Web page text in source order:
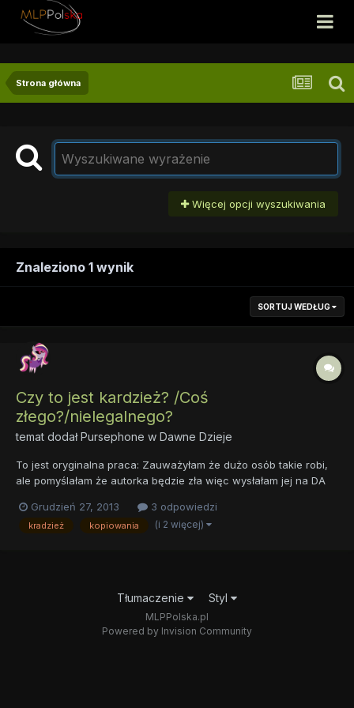
Strona główna
Więcej opcji wyszukiwania
Znaleziono 1 wynik
SORTUJ WEDŁUG
Czy to jest kardzież? /Coś
złego?/nielegalnego?
temat dodałPursephone w Dawne Dzieje
To jest oryginalna praca: Zauważyłam że dużo osób takie robi,
ale pomyślałam że autorka będzie zła więc wysłałam jej na DA
nie odpisuje a ja się zaczynam bać czy nie zostanę osądzona za
kradzież praw autorskich czy coś w tym stylu. S...
Grudzień 27, 2013 3 odpowiedzi
kradzież kopiowania (i 2 więcej)
Tłumaczenie Styl
MLPPolska.pl
Powered by Invision Community